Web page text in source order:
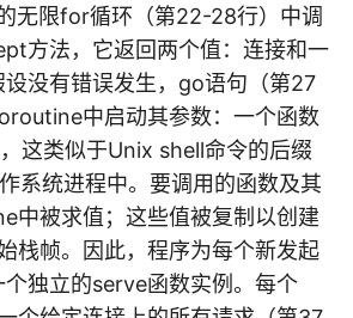
无限for循环（第22-28行）中调
方法，它返回两个值：连接和一
没有错误发生，go语句（第27
中启动其参数：一个函数
这类似于Unix shell命令的后缀
系统进程中。要调用的函数及其
中被求值；这些值被复制以创建
栈帧。因此，程序为每个新发起
独立的serve函数实例。每个